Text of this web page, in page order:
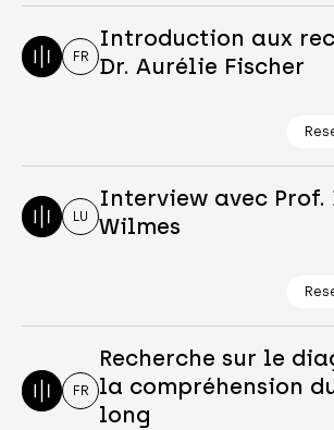
FR
Introduction aux
Dr. Aurélie Fischer
LU
Interview avec Prof.
Wilmes
FR
Recherche sur le
la compréhension
long